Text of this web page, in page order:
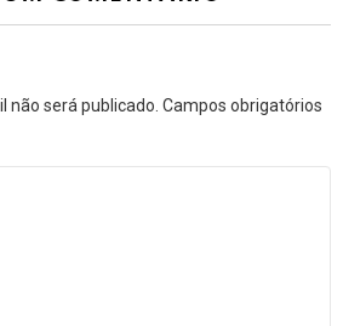
não será publicado. Campos obrigatórios